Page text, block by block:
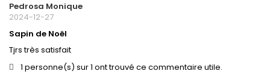
Pedrosa Monique
2024-12-27
Sapin de Noël
Tjrs très satisfait
1 personne(s) sur 1 ont trouvé ce commentaire utile.